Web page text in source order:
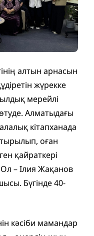
алтын арнасын
жүрекке
мерейлі
Алматыдағы
кітапханада
оған
қайраткері
– Ілия Жақанов
Бүгінде 40-
кәсіби мамандар